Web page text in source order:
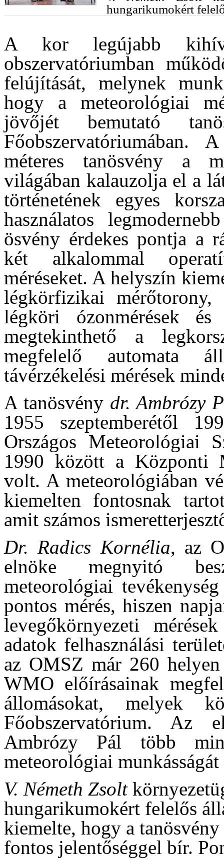
hungarikumokért
A kor legújabb
obszervatóriumban
felújítását, melynek
hogy a meteorológiai
jövőjét bemutató
Főobszervatóriumában.
méteres tanösvény a
világában kalauzolja el a
történetének egyes
használatos
ösvény érdekes pontja a
két alkalommal
méréseket. A helyszín
légkörfizikai
légköri ózonmérések és
megtekinthető a
megfelelő automata
távérzékelési mérések
A tanösvény dr. Ambrózy
1955 szeptemberétől
Országos Meteorológiai
1990 között a Központi
volt. A meteorológiában
kiemelten fontosnak
amit számos
Dr. Radics Kornélia, az
elnöke megnyitó
meteorológiai
pontos mérés, hiszen
levegőkörnyezeti
adatok felhasználási
az OMSZ már 260
WMO előírásainak
állomásokat, melyek
Főobszervatórium. Az
Ambrózy Pál több
meteorológiai
V. Németh Zsolt
hungarikumokért felelős
kiemelte, hogy a
fontos jelentőséggel bír.